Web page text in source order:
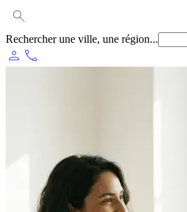
Rechercher une ville, une région...
person phone